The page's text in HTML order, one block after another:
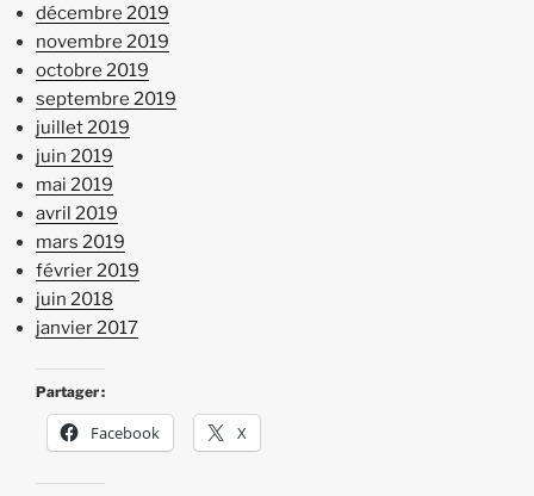
décembre 2019
novembre 2019
octobre 2019
septembre 2019
juillet 2019
juin 2019
mai 2019
avril 2019
mars 2019
février 2019
juin 2018
janvier 2017
Partager :
Facebook X